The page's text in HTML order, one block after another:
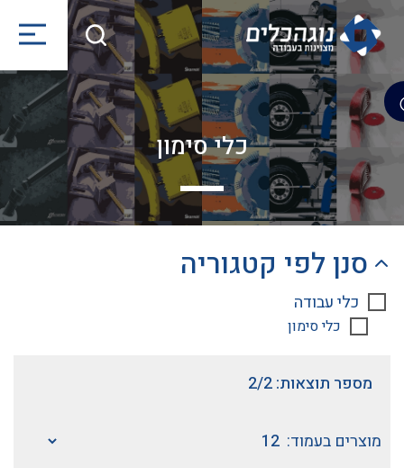
כלי סימון
מספר תוצאות: 2/2
מוצרים בעמוד:
סנן לפי קטגוריה
כלי עבודה
כלי סימון